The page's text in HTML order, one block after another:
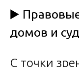
▶️
домов и
С точки